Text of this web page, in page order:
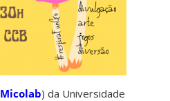
Micolab) da Universidade